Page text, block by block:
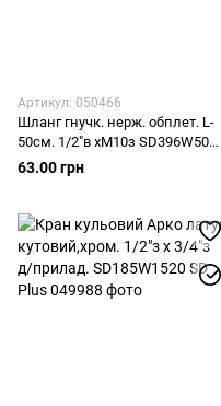
Артикул: 050466
Шланг гнучк. нерж. обплет. L-
50cм. 1/2"в хМ10з SD396W50
SD Plus
63.00 грн